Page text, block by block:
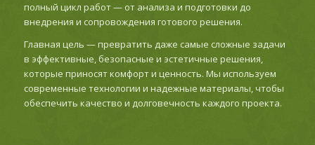
полный цикл работ — от анализа и подготовки до
внедрения и сопровождения готового решения.
Главная цель — превратить даже самые сложные задачи
в эффективные, безопасные и эстетичные решения,
которые приносят комфорт и ценность. Мы используем
современные технологии и надежные материалы, чтобы
обеспечить качество и долговечность каждого проекта.